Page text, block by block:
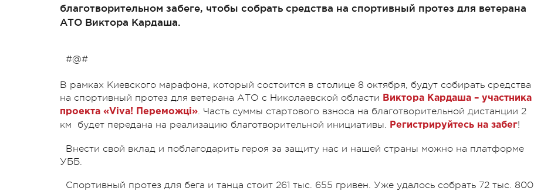
благотворительном забеге, чтобы собрать средства на спортивный протез для ветерана
АТО Виктора Кардаша.
#@#
В рамках Киевского марафона, который состоится в столице 8 октября, будут собирать средства
на спортивный протез для ветерана АТО с Николаевской области Виктора Кардаша – участника
проекта «Viva! Переможці». Часть суммы стартового взноса на благотворительной дистанции 2
км будет передана на реализацию благотворительной инициативы. Регистрируйтесь на забег!
Внести свой вклад и поблагодарить героя за защиту нас и нашей страны можно на платформе
УББ.
Спортивный протез для бега и танца стоит 261 тыс. 655 гривен. Уже удалось собрать 72 тыс. 800